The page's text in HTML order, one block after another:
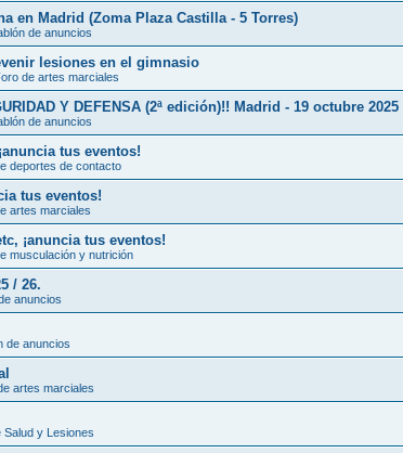
en Madrid (Zoma Plaza Castilla - 5 Torres)
de anuncios
lesiones en el gimnasio
de artes marciales
Y DEFENSA (2ª edición)!! Madrid - 19 octubre 2025
de anuncios
tus eventos!
deportes de contacto
tus eventos!
artes marciales
¡anuncia tus eventos!
musculación y nutrición
/ 26.
anuncios
de anuncios
artes marciales
Salud y Lesiones